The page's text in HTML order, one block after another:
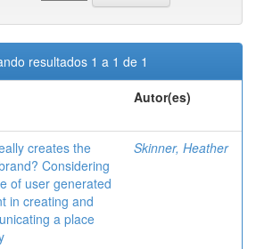
resultados 1 a 1 de 1
Autor(es)
creates the
Considering
of user generated
in creating and
a place
Skinner, Heather